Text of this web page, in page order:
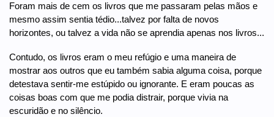
Foram mais de cem os livros que me passaram pelas mãos e
mesmo assim sentia tédio...talvez por falta de novos
horizontes, ou talvez a vida não se aprendia apenas nos livros...
Contudo, os livros eram o meu refúgio e uma maneira de
mostrar aos outros que eu também sabia alguma coisa, porque
detestava sentir-me estúpido ou ignorante. E eram poucas as
coisas boas com que me podia distrair, porque vivia na
escuridão e no silêncio.